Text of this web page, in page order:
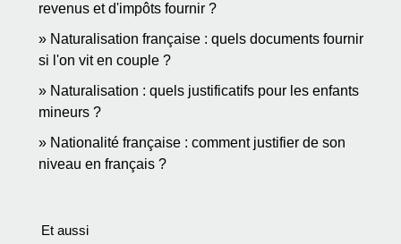
revenus et d'impôts fournir ?
Naturalisation française : quels documents fournir
si l'on vit en couple ?
Naturalisation : quels justificatifs pour les enfants
mineurs ?
Nationalité française : comment justifier de son
niveau en français ?
Et aussi